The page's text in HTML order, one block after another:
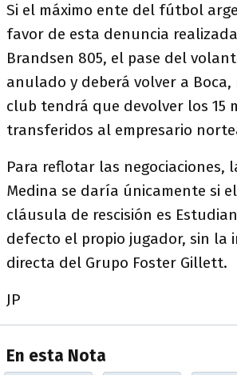
Si el máximo ente del fútbol
favor de esta denuncia
Brandsen 805, el pase del
anulado y deberá volver a
club tendrá que devolver los 15
transferidos al empresario
Para reflotar las negociaciones,
Medina se daría únicamente si
cláusula de rescisión es
defecto el propio jugador, sin la
directa del Grupo Foster Gillett.
JP
En esta Nota